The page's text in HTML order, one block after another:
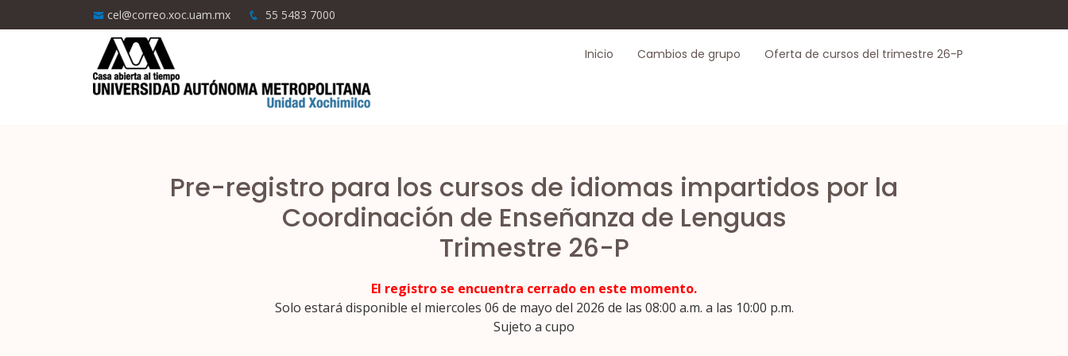
cel@correo.xoc.uam.mx 55 5483 7000
Inicio Cambios de grupo Oferta de cursos del trimestre 26-P
Pre-registro para los cursos de idiomas impartidos por la
Coordinación de Enseñanza de Lenguas
Trimestre 26-P
El registro se encuentra cerrado en este momento.
Solo estará disponible el miercoles 06 de mayo del 2026 de las 08:00 a.m. a las 10:00 p.m.
Sujeto a cupo